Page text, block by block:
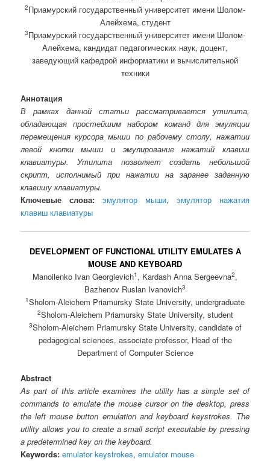
2Приамурский государственный университет имени Шолом-
Алейхема, студент
3Приамурский государственный университет имени Шолом-
Алейхема, кандидат педагогических наук, доцент,
заведующий кафедрой информатики и вычислительной
техники
Аннотация
В рамках данной статьи рассматривается утилита,
обладающая простейшим набором команд для эмуляции
перемещения курсора мыши по рабочему столу, нажатии
левой кнопки мыши и эмулирование нажатий клавиш
клавиатуры. Утилита позволяет создать небольшой
скрипт, исполнимый при нажатии на заранее заданную
клавишу клавиатуры.
Ключевые слова:
эмулятор мыши, эмулятор нажатия
клавиш клавиатуры
DEVELOPMENT OF FUNCTIONAL UTILITY EMULATES A
MOUSE AND KEYBOARD
Manoilenko Ivan Georgievich1 , Kardash Anna Sergeevna2,
Bazhenov Ruslan Ivanovich3
1Sholom-Aleichem Priamursky State University, undergraduate
2Sholom-Aleichem Priamursky State University, student
3Sholom-Aleichem Priamursky State University, candidate of
pedagogical sciences, associate professor, Head of the
Department of Computer Science
Abstract
As part of this article examines the utility has a simple set of
commands to emulate the mouse cursor on the desktop, press
the left mouse button emulation and keyboard keystrokes. The
utility allows you to create a small script executable by pressing
a predetermined key on the keyboard.
Keywords: emulator keystrokes,emulator mouse